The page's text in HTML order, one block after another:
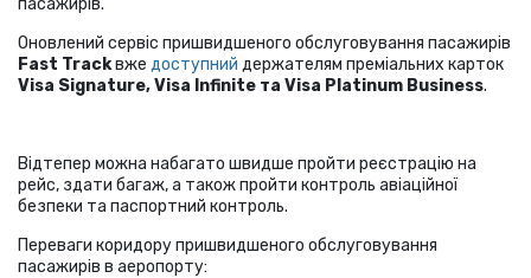
Оновлений сервіс пришвидшеного обслуговування пасажирів
Fast Trackвже доступний держателям преміальних карток
Visa Signature, Visa Infinite та Visa Platinum Business.
Відтепер можна набагато швидше пройти реєстрацію на
рейс, здати багаж, а також пройти контроль авіаційної
безпеки та паспортний контроль.
Переваги коридору пришвидшеного обслуговування
пасажирів в аеропорту: